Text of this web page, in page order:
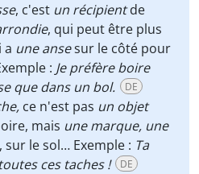
, c'est un récipientde
, qui peut être plus
a une ansesur le côté pour
: Je préfère boire
que dans un bol.
DE
ce n'est pas un objet
mais une marque, une
le sol… Exemple : Ta
ces taches !
DE